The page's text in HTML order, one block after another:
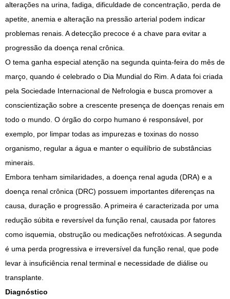
alterações na urina, fadiga, dificuldade de concentração, perda de
apetite, anemia e alteração na pressão arterial podem indicar
problemas renais. A detecção precoce é a chave para evitar a
progressão da doença renal crônica.
O tema ganha especial atenção na segunda quinta-feira do mês de
março, quando é celebrado o Dia Mundial do Rim. A data foi criada
pela Sociedade Internacional de Nefrologia e busca promover a
conscientização sobre a crescente presença de doenças renais em
todo o mundo. O órgão do corpo humano é responsável, por
exemplo, por limpar todas as impurezas e toxinas do nosso
organismo, regular a água e manter o equilíbrio de substâncias
minerais.
Embora tenham similaridades, a doença renal aguda (DRA) e a
doença renal crônica (DRC) possuem importantes diferenças na
causa, duração e progressão. A primeira é caracterizada por uma
redução súbita e reversível da função renal, causada por fatores
como isquemia, obstrução ou medicações nefrotóxicas. A segunda
é uma perda progressiva e irreversível da função renal, que pode
levar à insuficiência renal terminal e necessidade de diálise ou
transplante.
Diagnóstico